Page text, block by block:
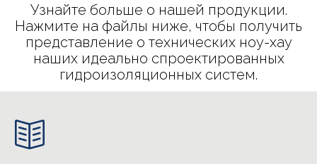
Узнайте больше о нашей продукции.
Нажмите на файлы ниже, чтобы получить
представление о технических ноу-хау
наших идеально спроектированных
гидроизоляционных систем.
